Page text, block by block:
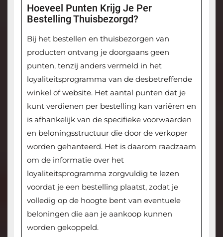
Hoeveel Punten Krijg Je Per
Bestelling Thuisbezorgd?
Bij het bestellen en thuisbezorgen van
producten ontvang je doorgaans geen
punten, tenzij anders vermeld in het
loyaliteitsprogramma van de desbetreffende
winkel of website. Het aantal punten dat je
kunt verdienen per bestelling kan variëren en
is afhankelijk van de specifieke voorwaarden
en beloningsstructuur die door de verkoper
worden gehanteerd. Het is daarom raadzaam
om de informatie over het
loyaliteitsprogramma zorgvuldig te lezen
voordat je een bestelling plaatst, zodat je
volledig op de hoogte bent van eventuele
beloningen die aan je aankoop kunnen
worden gekoppeld.